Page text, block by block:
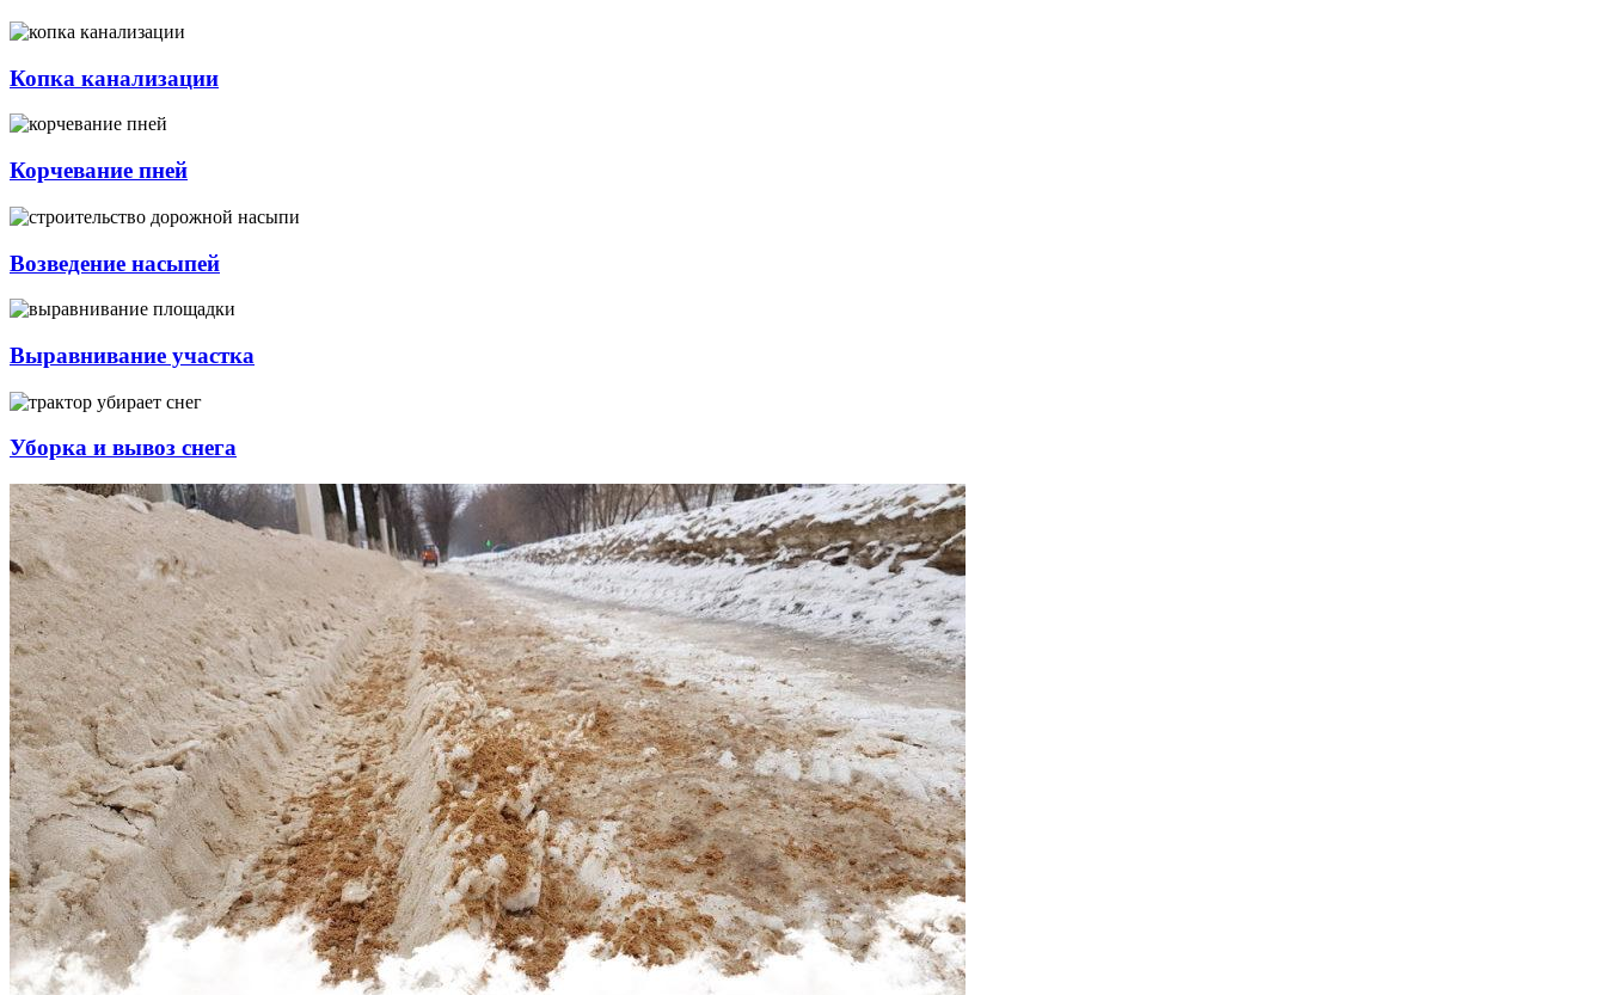
Копка канализации
Корчевание пней
Возведение насыпей
Выравнивание участка
Уборка и вывоз снега